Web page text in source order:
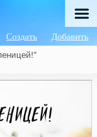
Добавить
Создать